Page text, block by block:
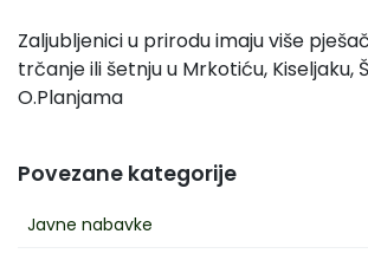
Povezane kategorije
Javne nabavke
Zaljubljenici u prirodu imaju više
trčanje ili šetnju u Mrkotiću, Kiseljaku,
O.Planjama